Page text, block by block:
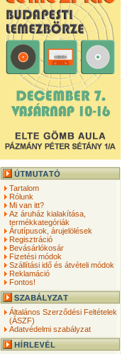
Tartalom
Rólunk
Mi van itt?
Az áruház kialakítása,
termékkategóriák
Árutípusok, árujelölések
Regisztráció
Bevásárlókosár
Fizetési módok
Szállítási idő és átvételi módok
Reklamáció
Fontos!
Általános Szerződési Feltételek
(ÁSZF)
Adatvédelmi szabályzat